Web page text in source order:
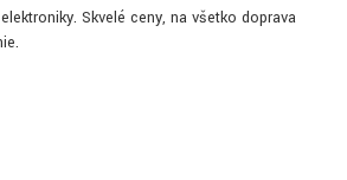
Skvelé ceny, na všetko doprava